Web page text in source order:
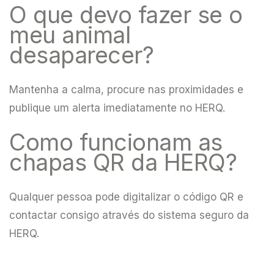
O que devo fazer se o
meu animal
desaparecer?
Mantenha a calma, procure nas proximidades e
publique um alerta imediatamente no HERQ.
Como funcionam as
chapas QR da HERQ?
Qualquer pessoa pode digitalizar o código QR e
contactar consigo através do sistema seguro da
HERQ.